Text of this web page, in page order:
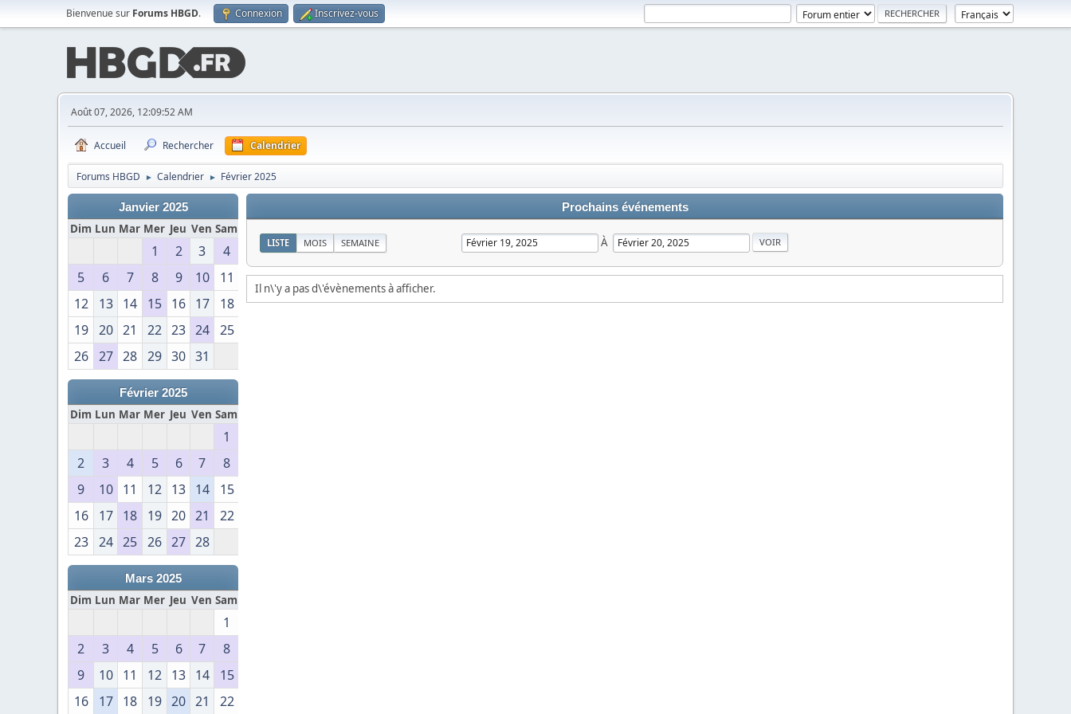
Bienvenue sur Forums HBGD. Connexion Inscrivez-vous
Août 07, 2026, 12:09:52 AM
Accueil Rechercher Calendrier
Forums HBGD ► Calendrier ► Février 2025
Janvier 2025
Dim Lun Mar Mer Jeu Ven Sam
1 2 3
4
5
6 7 8 9 10
11
12
13 14 15 16 17
18
19
20 21 22 23 24
25
26
27 28 29 30 31
Février 2025
Dim Lun Mar Mer Jeu Ven Sam
1
2
3 4 5 6 7
8
9
10 11 12 13 14
15
16
17 18 19 20 21
22
23
24 25 26 27 28
Mars 2025
Dim Lun Mar Mer Jeu Ven Sam
1
2
3 4 5 6 7
8
9
10 11 12 13 14
15
16
17 18 19 20 21 22
Prochains événements
LISTE MOIS SEMAINE À
Il n\'y a pas d\'évènements à afficher.